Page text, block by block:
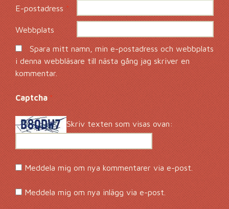
E-postadress*
Webbplats
Spara mitt namn, min e-postadress och webbplats
i denna webbläsare till nästa gång jag skriver en
kommentar.
Captcha *
Skriv texten som visas ovan:
Meddela mig om nya kommentarer via e-post.
Meddela mig om nya inlägg via e-post.